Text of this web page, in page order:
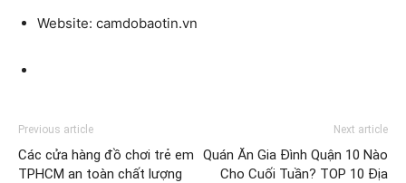
Website: camdobaotin.vn
Previous article
Các cửa hàng đồ chơi trẻ em
TPHCM an toàn chất lượng
Next article
Quán Ăn Gia Đình Quận 10 Nào
Cho Cuối Tuần? TOP 10 Địa